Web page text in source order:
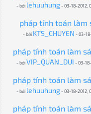
- bởi lehuuhung- 03-18-2012,
pháp tính toán làm
- bởi KTS_CHUYEN - 03-
pháp tính toán làm
- bởiVIP_QUAN_DUI - 03-
pháp tính toán làm
- bởi lehuuhung- 03-18-2012,
pháp tính toán làm